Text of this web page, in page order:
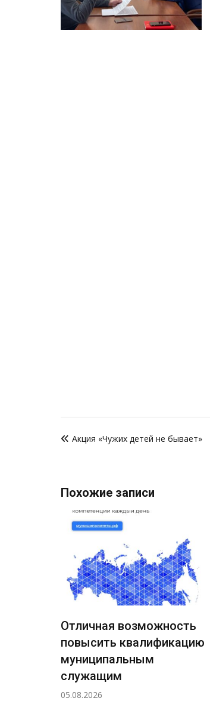
поАкция «Чужих детей не бывает»
Похожие записи
Отличная возможность
повысить квалификацию
муниципальным
служащим
05.08.2026